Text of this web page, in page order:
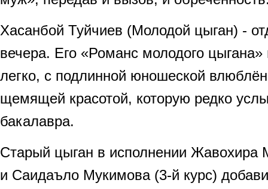
Хасанбой Туйчиев (Молодой цыган) -
вечера. Его «Романс молодого
легко, с подлинной юношеской
щемящей красотой, которую редко
бакалавра.
Старый цыган в исполнении Жавохира
и Саидаъло Мукимова (3-й курс)